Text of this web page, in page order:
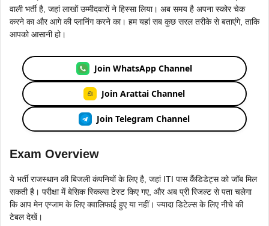
वाली भर्ती है, जहां लाखों उम्मीदवारों ने हिस्सा लिया। अब समय है अपना स्कोर चेक
करने का और आगे की प्लानिंग करने का। हम यहां सब कुछ सरल तरीके से बताएंगे, ताकि
आपको आसानी हो।
Join WhatsApp Channel
Join Arattai Channel
Join Telegram Channel
Exam Overview
ये भर्ती राजस्थान की बिजली कंपनियों के लिए है, जहां ITI पास कैंडिडेट्स को जॉब मिल
सकती है। परीक्षा में बेसिक स्किल्स टेस्ट किए गए, और अब प्री रिजल्ट से पता चलेगा
कि आप मेन एग्जाम के लिए क्वालिफाई हुए या नहीं। ज्यादा डिटेल्स के लिए नीचे की
टेबल देखें।